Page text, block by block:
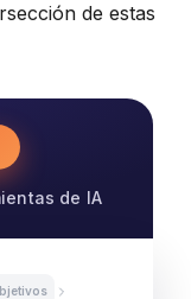
de estas
de IA